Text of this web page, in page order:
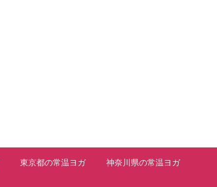
東京都の常温ヨガ 神奈川県の常温ヨガ